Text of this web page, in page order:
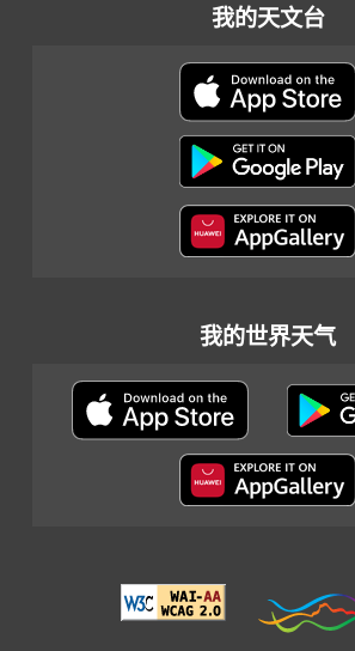
我的天文台
我的世界天气